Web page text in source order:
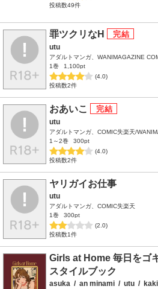
投稿数49件
罪ツクリなH
utu
アダルトマンガ、WANIMAGAZINE
1巻
1,100pt
(4.0)
投稿数2件
おあいこ
utu
アダルトマンガ、COMIC失楽天/
1～2巻
300pt
(4.0)
投稿数2件
ヤリガイお仕事
utu
アダルトマンガ、COMIC失楽天
1巻
300pt
(2.0)
投稿数1件
Girls at Home 毎日をゴ
スタイルブック
asuka / an minami / utu /